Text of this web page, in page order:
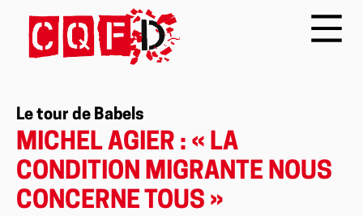
Le tour de Babels
MICHEL AGIER : « LA
CONDITION MIGRANTE NOUS
CONCERNE TOUS »